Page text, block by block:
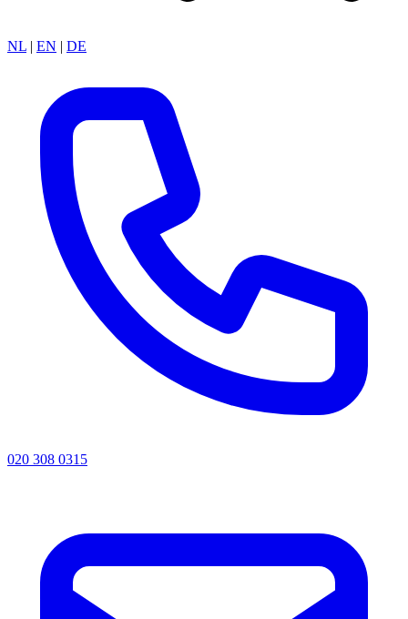
NL | EN | DE
020 308 0315